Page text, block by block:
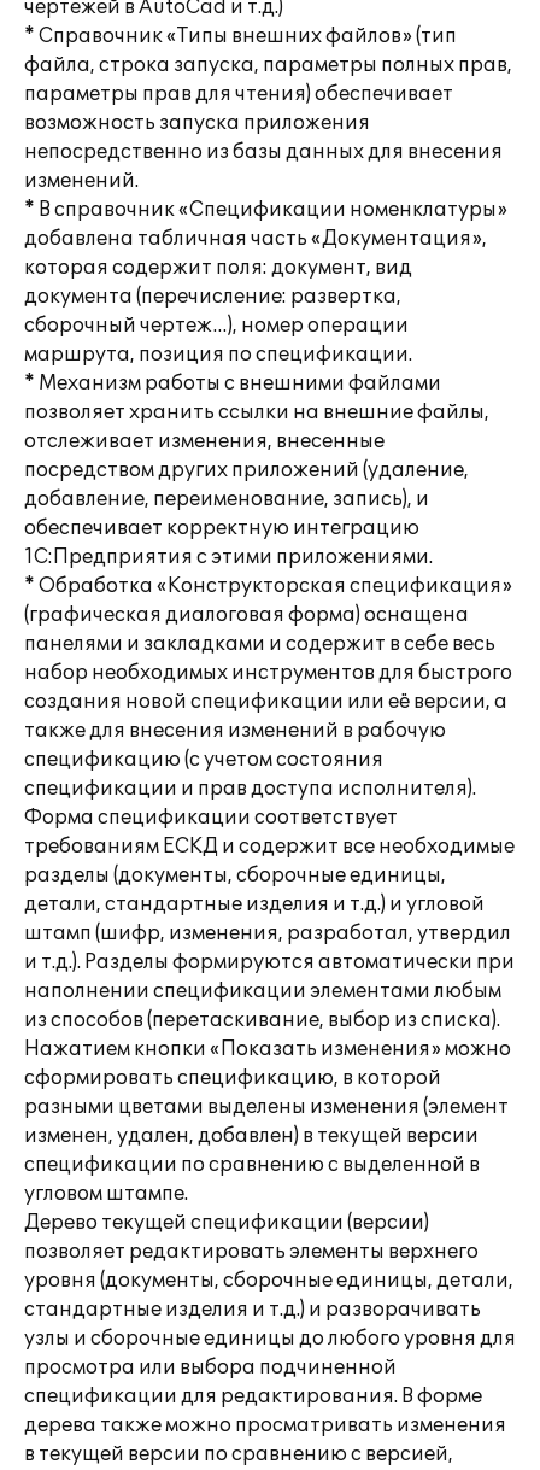
чертежей в AutoCad и т.д.)
* Справочник «Типы внешних файлов» (тип
файла, строка запуска, параметры полных прав,
параметры прав для чтения) обеспечивает
возможность запуска приложения
непосредственно из базы данных для внесения
изменений.
* В справочник «Спецификации номенклатуры»
добавлена табличная часть «Документация»,
которая содержит поля: документ, вид
документа (перечисление: развертка,
сборочный чертеж…), номер операции
маршрута, позиция по спецификации.
* Механизм работы с внешними файлами
позволяет хранить ссылки на внешние файлы,
отслеживает изменения, внесенные
посредством других приложений (удаление,
добавление, переименование, запись), и
обеспечивает корректную интеграцию
1С:Предприятия с этими приложениями.
* Обработка «Конструкторская спецификация»
(графическая диалоговая форма) оснащена
панелями и закладками и содержит в себе весь
набор необходимых инструментов для быстрого
создания новой спецификации или её версии, а
также для внесения изменений в рабочую
спецификацию (с учетом состояния
спецификации и прав доступа исполнителя).
Форма спецификации соответствует
требованиям ЕСКД и содержит все необходимые
разделы (документы, сборочные единицы,
детали, стандартные изделия и т.д.) и угловой
штамп (шифр, изменения, разработал, утвердил
и т.д.). Разделы формируются автоматически при
наполнении спецификации элементами любым
из способов (перетаскивание, выбор из списка).
Нажатием кнопки «Показать изменения» можно
сформировать спецификацию, в которой
разными цветами выделены изменения (элемент
изменен, удален, добавлен) в текущей версии
спецификации по сравнению с выделенной в
угловом штампе.
Дерево текущей спецификации (версии)
позволяет редактировать элементы верхнего
уровня (документы, сборочные единицы, детали,
стандартные изделия и т.д.) и разворачивать
узлы и сборочные единицы до любого уровня для
просмотра или выбора подчиненной
спецификации для редактирования. В форме
дерева также можно просматривать изменения
в текущей версии по сравнению с версией,